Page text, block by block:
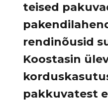
teised
rendinõusid
Koostasin
pakkuvatest